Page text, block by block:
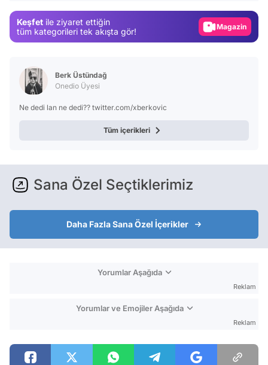
Keşfet ile ziyaret ettiğin
tüm kategorileri tek akışta gör!
Magazin
Berk Üstündağ
Onedio Üyesi
Ne dedi lan ne dedi?? twitter.com/xberkovic
Tüm içerikleri
Sana Özel Seçtiklerimiz
Daha Fazla Sana Özel İçerikler
Yorumlar Aşağıda
Reklam
Yorumlar ve Emojiler Aşağıda
Reklam